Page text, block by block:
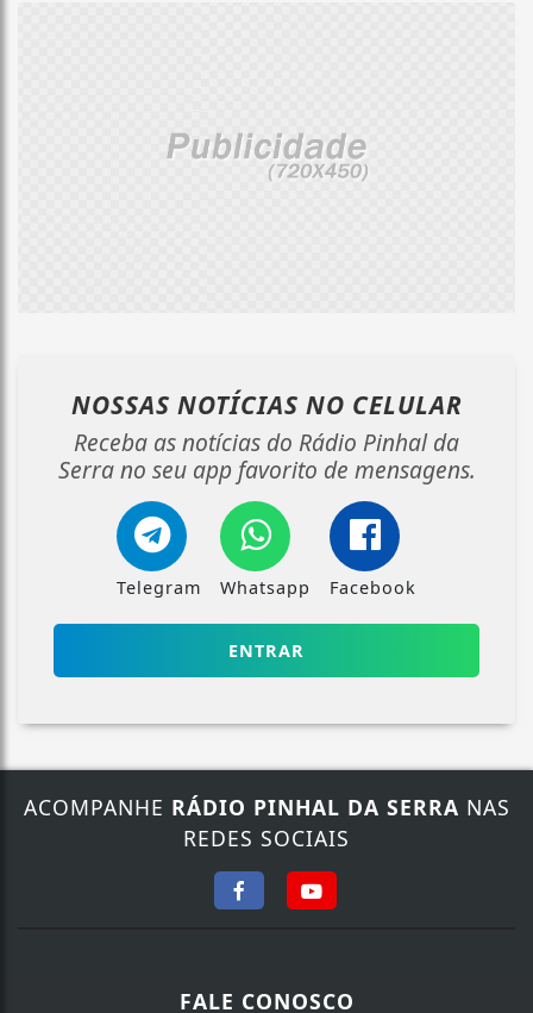
NOSSAS NOTÍCIAS NO CELULAR
Receba as notícias do Rádio Pinhal da
Serra no seu app favorito de mensagens.
Telegram Whatsapp Facebook
ENTRAR
ACOMPANHE RÁDIO PINHAL DA SERRA NAS
REDES SOCIAIS
FALE CONOSCO
Termos de Uso e Privacidade